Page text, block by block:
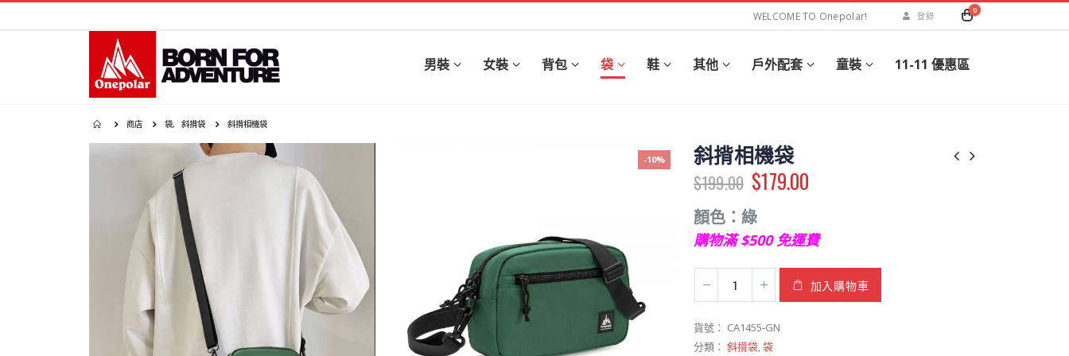
WELCOME TO Onepolar! 登錄
0
男裝 女裝 背包 袋 鞋 其他 戶外配套 童裝 11-11 優惠區
商店 袋, 斜揹袋 斜揹相機袋
-10% 斜揹相機袋
$199.00 $179.00
顏色：綠
購物滿 $500 免運費
加入購物車
貨號： CA1455-GN
分類： 斜揹袋,袋